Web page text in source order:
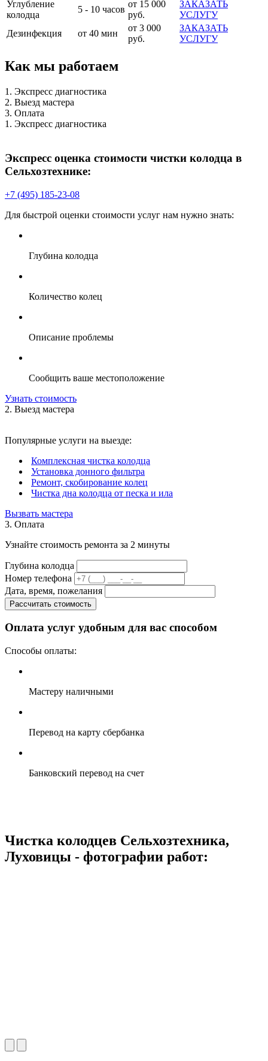
Углубление
колодца
5 - 10 часов
от 15 000
руб.
ЗАКАЗАТЬ
УСЛУГУ
Дезинфекция
от 40 мин
от 3 000
руб.
ЗАКАЗАТЬ
УСЛУГУ
Как мы работаем
1. Экспресс диагностика
2. Выезд мастера
3. Оплата
1. Экспресс диагностика
Экспресс оценка стоимости чистки колодца в
Сельхозтехнике:
+7 (495) 185-23-08
Для быстрой оценки стоимости услуг нам нужно знать:
Глубина колодца
Количество колец
Описание проблемы
Сообщить ваше местоположение
Узнать стоимость
2. Выезд мастера
Популярные услуги на выезде:
Комплексная чистка колодца
Установка донного фильтра
Ремонт, скобирование колец
Чистка дна колодца от песка и ила
Вызвать мастера
3. Оплата
Узнайте стоимость ремонта за 2 минуты
Глубина колодца
Номер телефона
Дата, время, пожелания
Рассчитать стоимость
Оплата услуг удобным для вас способом
Способы оплаты:
Мастеру наличными
Перевод на карту сбербанка
Банковский перевод на счет
Чистка колодцев Сельхозтехника,
Луховицы - фотографии работ: